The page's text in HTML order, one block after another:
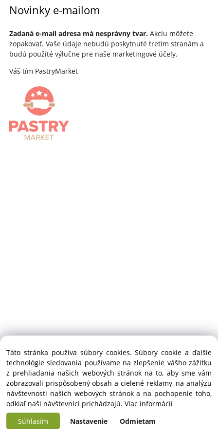
Novinky e-mailom
Zadaná e-mail adresa má nesprávny tvar.Akciu môžete
zopakovať. Vaše údaje nebudú poskytnuté tretím stranám a
budú použité výlučne pre naše marketingové účely.
Váš tím PastryMarket
Táto stránka používa súbory cookies. Súbory cookie a ďalšie
technológie sledovania používame na zlepšenie vášho zážitku
z prehliadania našich webových stránok na to, aby sme vám
zobrazovali prispôsobený obsah a cielené reklamy, na analýzu
návštevnosti našich webových stránok a na pochopenie toho,
odkiaľ naši návštevníci prichádzajú. Viac informácií
Súhlasím
Nastavenie Odmietam